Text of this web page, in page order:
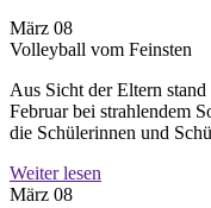
März 08
Volleyball vom Feinsten
Aus Sicht der Eltern
Februar bei strahlendem
die Schülerinnen und
Weiter lesen
März 08